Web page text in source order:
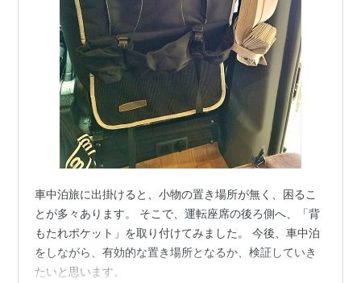
車中泊旅に出掛けると、小物の置き場所が無く、困るこ
とが多々あります。 そこで、運転座席の後ろ側へ、「背
もたれポケット」を取り付けてみました。 今後、車中泊
をしながら、有効的な置き場所となるか、検証していき
たいと思います。